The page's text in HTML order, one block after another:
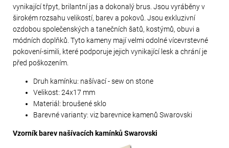
vynikající třpyt, brilantní jas a dokonalý brus. Jsou vyráběny v
širokém rozsahu velikostí, barev a pokovů. Jsou exkluzivní
ozdobou společenských a tanečních šatů, kostýmů, obuvi a
módních doplňků. Tyto kameny mají velmi odolné vícevrstevné
pokovení-simili, které podporuje jejich vynikající lesk a chrání je
před poškozením.
Druh kamínku: našívací - sew on stone
Velikost: 24x17 mm
Materiál: broušené sklo
Barevné varianty: viz barevnice kamenů Swarovski
Vzorník barev našívacích kamínků Swarovski